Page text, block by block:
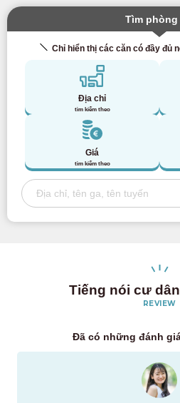
Tìm phòng
Chỉ hiển thị các căn có đầy đủ
Địa chỉ
tìm kiếm theo
Giá
tìm kiếm theo
Tiếng nói cư
REVIEW
Đã có những đánh